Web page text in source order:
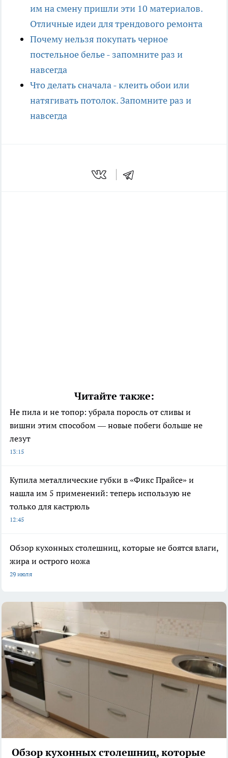
им на смену пришли эти 10 материалов.
Отличные идеи для трендового ремонта
Почему нельзя покупать черное
постельное белье - запомните раз и
навсегда
Что делать сначала - клеить обои или
натягивать потолок. Запомните раз и
навсегда
Читайте также:
Не пила и не топор: убрала поросль от сливы и
вишни этим способом — новые побеги больше не
лезут
13:15
Купила металлические губки в «Фикс Прайсе» и
нашла им 5 применений: теперь использую не
только для кастрюль
12:45
Обзор кухонных столешниц, которые не боятся влаги,
жира и острого ножа
29 июля
Обзор кухонных столешниц, которые